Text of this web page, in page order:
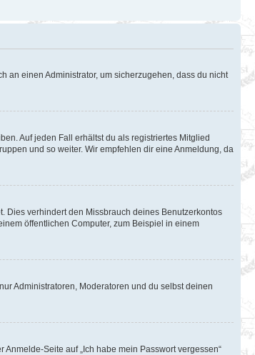
an einen Administrator, um sicherzugehen, dass du nicht
Auf jeden Fall erhältst du als registriertes Mitglied
und so weiter. Wir empfehlen dir eine Anmeldung, da
Dies verhindert den Missbrauch deines Benutzerkontos
öffentlichen Computer, zum Beispiel in einem
Administratoren, Moderatoren und du selbst deinen
Seite auf „Ich habe mein Passwort vergessen“